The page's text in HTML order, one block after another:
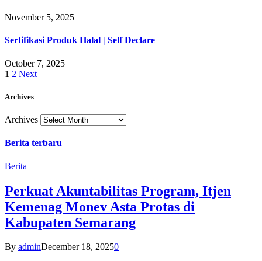
November 5, 2025
Sertifikasi Produk Halal | Self Declare
October 7, 2025
1 2 Next
Archives
Archives
Berita terbaru
Berita
Perkuat Akuntabilitas Program, Itjen
Kemenag Monev Asta Protas di
Kabupaten Semarang
By adminDecember 18, 20250